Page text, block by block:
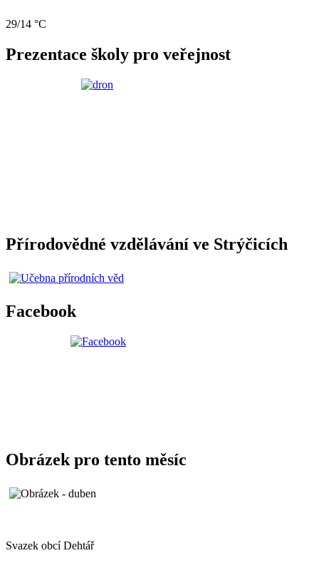
29/14 °C
Prezentace školy pro veřejnost
Přírodovědné vzdělávání ve Strýčicích
Facebook
Obrázek pro tento měsíc
Svazek obcí Dehtář